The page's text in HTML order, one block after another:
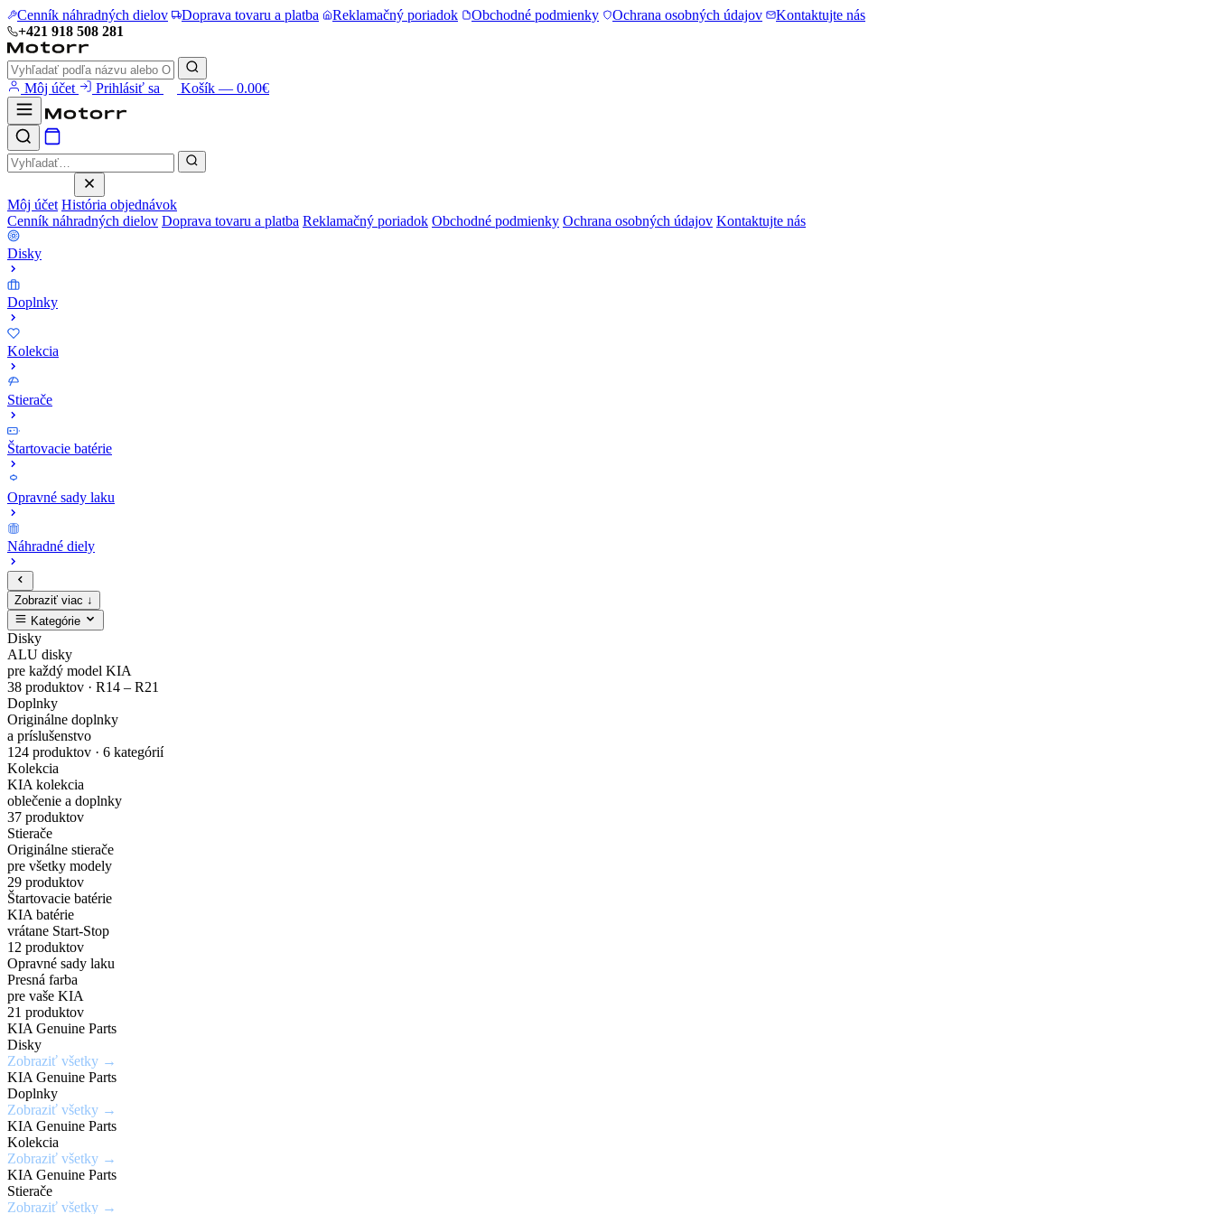
Cenník náhradných dielov Doprava tovaru a platba Reklamačný poriadok Obchodné podmienky Ochrana osobných údajov
Kontaktujte nás
+421 918 508 281
Môj účet Prihlásiť sa Košík — 0.00€
Môj účet História objednávok
Cenník náhradných dielov Doprava tovaru a platba Reklamačný poriadok Obchodné podmienky Ochrana osobných údajov Kontaktujte nás
Disky
Doplnky
Kolekcia
Stierače
Štartovacie batérie
Opravné sady laku
Náhradné diely
Zobraziť viac ↓
Kategórie
Zaregistruj
sa
a
nakupuj
originálne
príslušenstvo
za
výhodné
ceny
Získaj
výhody,
ktoré
inde
nedostaneš
Zaregistrovať
sa
Kompletný
cenník
originálnych
náhradných
dielov
Zadajte
originálne
číslo
dielu
a
zistite
aktuálnu
cenu
a
dostupnosť
Vyhľadať
diel
EV4
Zliatinový
disk
Gisa
Bicolour
7,5Jx19H2
/
5x114,3mm
/
ET52
Kúpiť
teraz
MODE3
Nabíjacie
káble
pre
elektrické
a
PHEV
vozidlá
Mimoriadne
odolné
voči
krúteniu
alebo
ohýbaniu
Zobraziť
ponuku
Sada
bezpečnostných
matíc
Dark
Chrome
Chráň
svoje
kolesá
s
istotou
a
eleganciou
Kúpiť
teraz
Opravné
sady
laku
karosérie
v
širokej
škále
odtieňov
Ideálne
riešenie
pre
rýchle
a
jednoduché
opravy
drobných
poškodení
laku
karosérie
Disky
ALU disky
pre každý model KIA
38 produktov · R14 – R21
Doplnky
Originálne doplnky
a príslušenstvo
124 produktov · 6 kategórií
Kolekcia
KIA kolekcia
oblečenie a doplnky
37 produktov
Stierače
Originálne stierače
pre všetky modely
29 produktov
Štartovacie batérie
KIA batérie
vrátane Start-Stop
12 produktov
Opravné sady laku
Presná farba
pre vaše KIA
21 produktov
KIA Genuine Parts
Disky
Zobraziť všetky →
KIA Genuine Parts
Doplnky
Zobraziť všetky →
KIA Genuine Parts
Kolekcia
Zobraziť všetky →
KIA Genuine Parts
Stierače
Zobraziť všetky →